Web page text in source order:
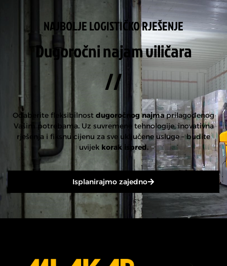
NAJBOLJE LOGISTIČKO RJEŠENJE
Dugoročni najam viličara
//
Odaberite fleksibilnost dugoročnog najmaprilagođenog
Vašim potrebama.Uz suvremene tehnologije, inovativna
rješenja i fiksnu cijenu za sve uključene usluge – budite
uvijekkorak ispred.
Isplanirajmo zajedno